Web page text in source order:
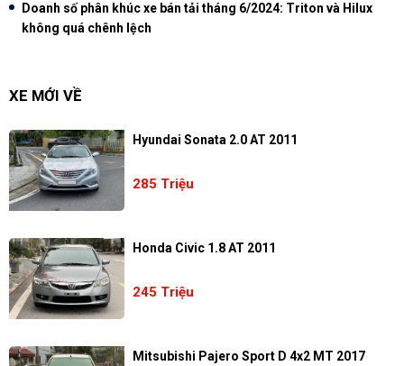
Doanh số phân khúc xe bán tải tháng 6/2024: Triton và Hilux
không quá chênh lệch
XE MỚI VỀ
Hyundai Sonata 2.0 AT 2011
285 Triệu
Honda Civic 1.8 AT 2011
245 Triệu
Mitsubishi Pajero Sport D 4x2 MT 2017